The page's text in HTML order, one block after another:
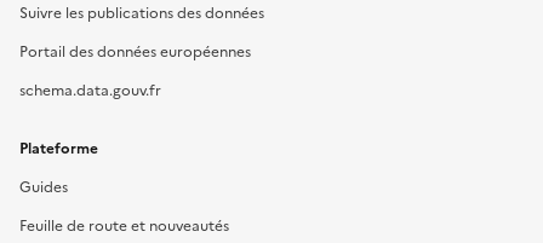
Suivre les publications des données
Portail des données européennes
schema.data.gouv.fr
Plateforme
Guides
Feuille de route et nouveautés